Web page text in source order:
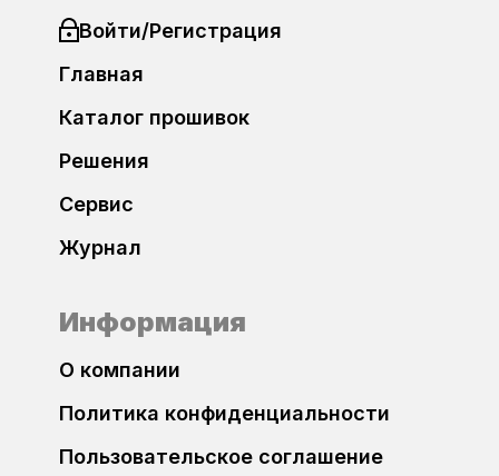
Ford
Foton
Golden Dragon
Great Wall
Войти/Регистрация
Главная
Каталог прошивок
Решения
Сервис
Журнал
Информация
О компании
Политика конфиденциальности
Пользовательское соглашение